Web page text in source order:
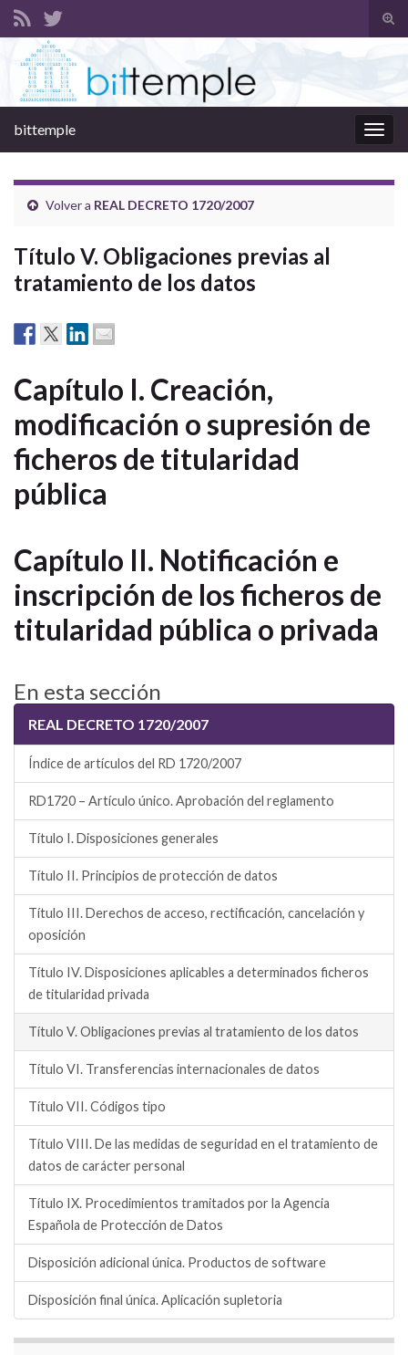
el
de
la
bittemple
Volver a REAL DECRETO 1720/2007
Título V. Obligaciones previas al
tratamiento de los datos
Capítulo I. Creación,
modificación o supresión de
ficheros de titularidad
pública
Capítulo II. Notificación e
inscripción de los ficheros de
titularidad pública o privada
En esta sección
REAL DECRETO 1720/2007
Índice de artículos del RD 1720/2007
RD1720 – Artículo único. Aprobación del reglamento
Título I. Disposiciones generales
Título II. Principios de protección de datos
Título III. Derechos de acceso, rectificación, cancelación y
oposición
Título IV. Disposiciones aplicables a determinados ficheros
de titularidad privada
Título V. Obligaciones previas al tratamiento de los datos
Título VI. Transferencias internacionales de datos
Título VII. Códigos tipo
Título VIII. De las medidas de seguridad en el tratamiento de
datos de carácter personal
Título IX. Procedimientos tramitados por la Agencia
Española de Protección de Datos
Disposición adicional única. Productos de software
Disposición final única. Aplicación supletoria